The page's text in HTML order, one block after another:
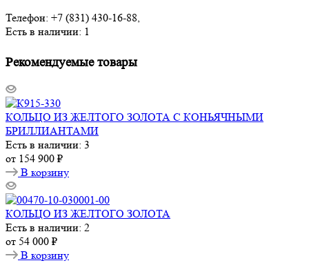
Телефон: +7 (831) 430-16-88,
Есть в наличии: 1
Рекомендуемые товары
КОЛЬЦО ИЗ ЖЕЛТОГО ЗОЛОТА С КОНЬЯЧНЫМИ
БРИЛЛИАНТАМИ
Есть в наличии: 3
от 154 900 ₽
В корзину
КОЛЬЦО ИЗ ЖЕЛТОГО ЗОЛОТА
Есть в наличии: 2
от 54 000 ₽
В корзину